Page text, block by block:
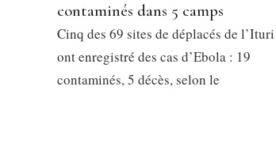
contaminés dans 5 camps
Cinq des 69 sites de déplacés de l’Ituri
ont enregistré des cas d’Ebola : 19
contaminés, 5 décès, selon le